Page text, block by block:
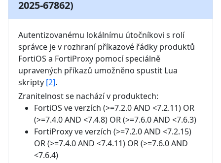
2025-67862)
Autentizovanému lokálnímu útočníkovi s rolí
správce je v rozhraní příkazové řádky produktů
FortiOS a FortiProxy pomocí speciálně
upravených příkazů umožněno spustit Lua
skripty [2].
Zranitelnost se nachází v produktech:
FortiOS ve verzích (>=7.2.0 AND <7.2.11) OR
(>=7.4.0 AND <7.4.8) OR (>=7.6.0 AND <7.6.3)
FortiProxyve verzích (>=7.2.0 AND <7.2.15)
OR (>=7.4.0 AND <7.4.11) OR (>=7.6.0 AND
<7.6.4)